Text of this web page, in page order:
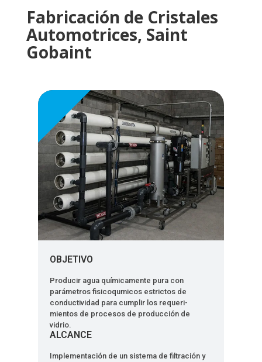
Fabricación de Cristales
Automotrices, Saint
Gobaint
OBJETIVO
Producir agua químicamente pura con
parámetros fisicoqumicos estrictos de
conductividad para cumplir los requeri-
mientos de procesos de producción de
vidrio.
ALCANCE
Implementación de un sistema de filtración y